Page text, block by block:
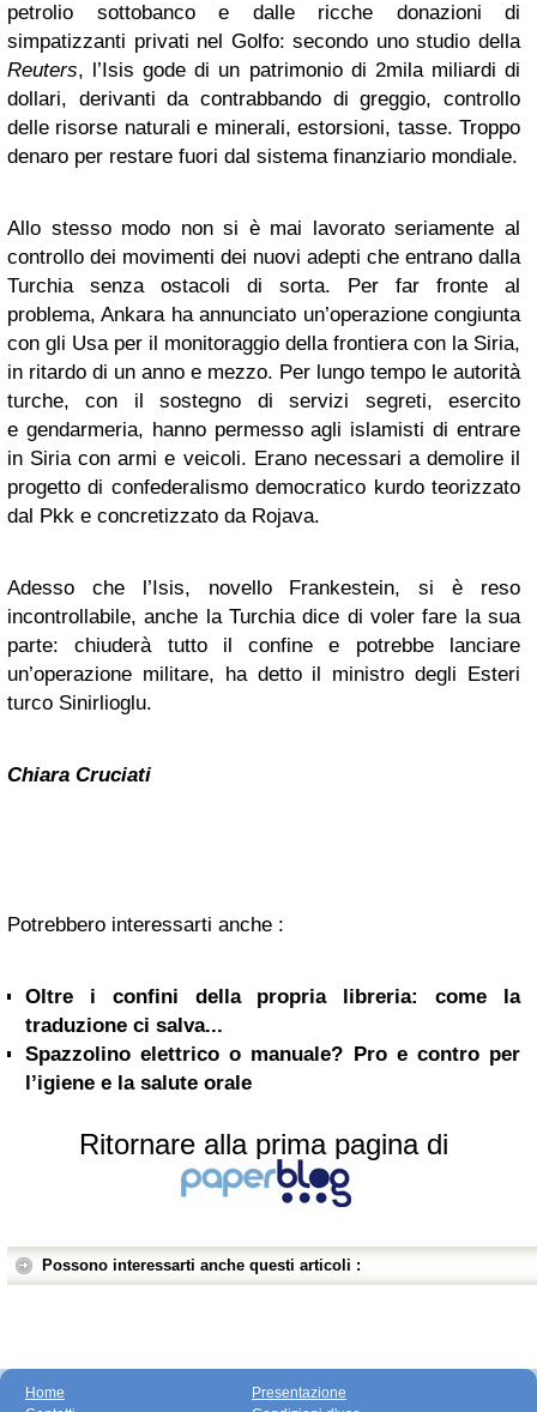
petrolio sottobanco e dalle ricche donazioni di
simpatizzanti privati nel Golfo: secondo uno studio della
Reuters, l’Isis gode di un patrimonio di 2mila miliardi di
dollari, derivanti da contrabbando di greggio, controllo
delle risorse naturali e minerali, estorsioni, tasse. Troppo
denaro per restare fuori dal sistema finanziario mondiale.
Allo stesso modo non si è mai lavorato seriamente al
controllo dei movimenti dei nuovi adepti che entrano dalla
Turchia senza ostacoli di sorta. Per far fronte al
problema, Ankara ha annunciato un’operazione congiunta
con gli Usa per il monitoraggio della frontiera con la Siria,
in ritardo di un anno e mezzo. Per lungo tempo le autorità
turche, con il sostegno di servizi segreti, esercito
e gendarmeria, hanno permesso agli islamisti di entrare
in Siria con armi e veicoli. Erano necessari a demolire il
progetto di confederalismo democratico kurdo teorizzato
dal Pkk e concretizzato da Rojava.
Adesso che l’Isis, novello Frankestein, si è reso
incontrollabile, anche la Turchia dice di voler fare la sua
parte: chiuderà tutto il confine e potrebbe lanciare
un’operazione militare, ha detto il ministro degli Esteri
turco Sinirlioglu.
Chiara Cruciati
Potrebbero interessarti anche :
Oltre i confini della propria libreria: come la
traduzione ci salva...
Spazzolino elettrico o manuale? Pro e contro per
l’igiene e la salute orale
Ritornare alla prima pagina di
Possono interessarti anche questi articoli :
Home
Presentazione